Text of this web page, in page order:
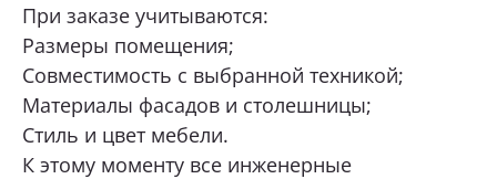
При заказе учитываются:
Размеры помещения;
Совместимость с выбранной техникой;
Материалы фасадов и столешницы;
Стиль и цвет мебели.
К этому моменту все инженерные